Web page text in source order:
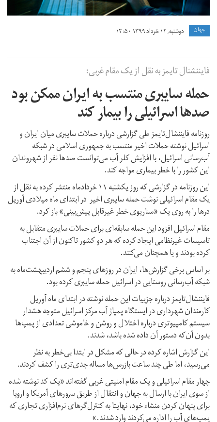
جهان دوشنبه, ۱۲ خرداد ۱۳۹۹ ۱۳:۵۰
فایننشنال تایمز به نقل از یک مقام غربی:
حمله سایبری منتسب به ایران ممکن بود
صدها اسرائیلی را بیمار کند
روزنامه فایننشال‌تایمز طی گزارشی درباره حملات سایبری میان ایران و
اسرائیل نوشته حملات اخیر منتسب به جمهوری اسلامی در شبکه
آب‌رسانی اسرائیل، با افزایش کلر آب می‌توانست صد‌ها نفر از شهروندان
این کشور را با خطر بیماری مواجه کند.
این روزنامه در گزارشی که روز یکشنبه ۱۱ خردادماه منتشر کرده به نقل از
یک مقام اسرائیلی نوشت حمله سایبری اخیر در ابتدای ماه میلادی آوریل
درها را به روی یک «سناریوی خطر غیرقابل پیش‌بینی» باز کرد.
مقام اسرائیل افزود این حمله سابقه‌‌ای برای حملات سایبری متقابل به
تاسیسات غیرنظامی ایجاد کرده که هر دو کشور تاکنون از آن اجتناب
کرده‌ بودند و یا همچنان می‌کنند.
بر اساس برخی گزارش‌ها، ایران در روزهای پنجم و ششم اردیبهشت‌ماه به
شبکه آب‌رسانی روستایی در اسرائیل حمله سایبری کرده بود.
فایننشال‌تایمز درباره جزییات این حمله نوشته در ابتدای ماه آوریل
کارمندان شهرداری در ایستگاه پمپاژ آب مرکز اسرائیل متوجه هشدار
سیستم کامپیوتری درباره اختلال و روشن و خاموشی تعدادی از پمپ‌ها
بدون آن‌که دستور آن داده شده باشد، شدند.
این گزارش اشاره کرده در حالی که مشکل در ابتدا بی‌خطر به نظر
می‌رسید، اما طی چند ساعت بازرس‌ها مساله جدی‌تری را کشف کردند.
چهار مقام اسرائیلی و یک مقام امنیتی غربی گفته‌اند «یک کد نوشته شده
از سوی ایران با ارسال به جهان و انتقال از طریق سرورهای آمریکا و اروپا
برای پنهان کردن منشاء خود، نهایتا به کنترل‌گرهای نرم‌افزاری تجاری که